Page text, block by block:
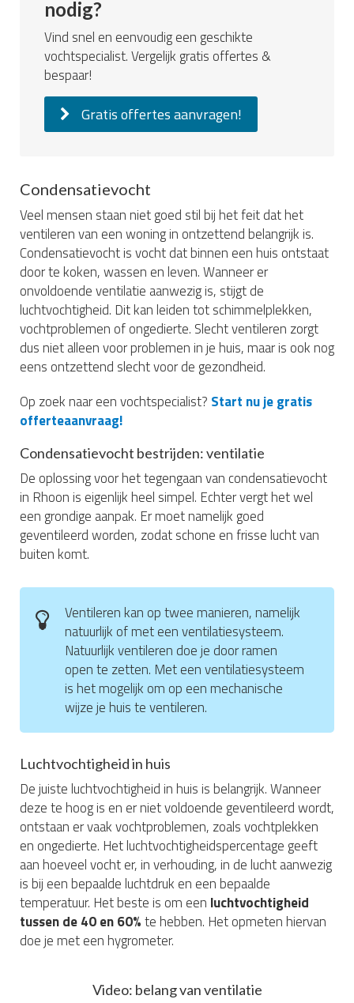
nodig?
Vind snel en eenvoudig een geschikte
vochtspecialist. Vergelijk gratis offertes &
bespaar!
Gratis offertes aanvragen!
Condensatievocht
Veel mensen staan niet goed stil bij het feit dat het
ventileren van een woning in ontzettend belangrijk is.
Condensatievocht is vocht dat binnen een huis ontstaat
door te koken, wassen en leven. Wanneer er
onvoldoende ventilatie aanwezig is, stijgt de
luchtvochtigheid. Dit kan leiden tot schimmelplekken,
vochtproblemen of ongedierte. Slecht ventileren zorgt
dus niet alleen voor problemen in je huis, maar is ook nog
eens ontzettend slecht voor de gezondheid.
Op zoek naar een vochtspecialist? Start nu je gratis
offerteaanvraag!
Condensatievocht bestrijden: ventilatie
De oplossing voor het tegengaan van condensatievocht
in Rhoon is eigenlijk heel simpel. Echter vergt het wel
een grondige aanpak. Er moet namelijk goed
geventileerd worden, zodat schone en frisse lucht van
buiten komt.
Ventileren kan op twee manieren, namelijk
natuurlijk of met een ventilatiesysteem.
Natuurlijk ventileren doe je door ramen
open te zetten. Met een ventilatiesysteem
is het mogelijk om op een mechanische
wijze je huis te ventileren.
Luchtvochtigheid in huis
De juiste luchtvochtigheid in huis is belangrijk. Wanneer
deze te hoog is en er niet voldoende geventileerd wordt,
ontstaan er vaak vochtproblemen, zoals vochtplekken
en ongedierte. Het luchtvochtigheidspercentage geeft
aan hoeveel vocht er, in verhouding, in de lucht aanwezig
is bij een bepaalde luchtdruk en een bepaalde
temperatuur. Het beste is om een luchtvochtigheid
tussen de 40 en 60%te hebben. Het opmeten hiervan
doe je met een hygrometer.
Video: belang van ventilatie